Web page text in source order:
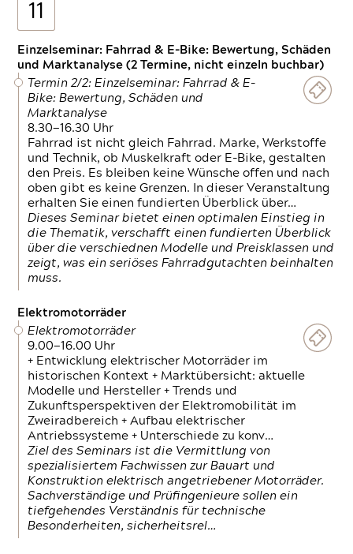
11
Einzelseminar: Fahrrad & E-Bike: Bewertung, Schäden
und Marktanalyse (2 Termine, nicht einzeln buchbar)
Termin 2/2: Einzelseminar: Fahrrad & E-
Bike: Bewertung, Schäden und
Marktanalyse
8.30—16.30 Uhr
Fahrrad ist nicht gleich Fahrrad. Marke, Werkstoffe
und Technik, ob Muskelkraft oder E-Bike, gestalten
den Preis. Es bleiben keine Wünsche offen und nach
oben gibt es keine Grenzen. In dieser Veranstaltung
erhalten Sie einen fundierten Überblick über…
Dieses Seminar bietet einen optimalen Einstieg in
die Thematik, verschafft einen fundierten Überblick
über die verschiednen Modelle und Preisklassen und
zeigt, was ein seriöses Fahrradgutachten beinhalten
muss.
Elektromotorräder
Elektromotorräder
9.00—16.00 Uhr
+ Entwicklung elektrischer Motorräder im
historischen Kontext + Marktübersicht: aktuelle
Modelle und Hersteller + Trends und
Zukunftsperspektiven der Elektromobilität im
Zweiradbereich + Aufbau elektrischer
Antriebssysteme + Unterschiede zu konv…
Ziel des Seminars ist die Vermittlung von
spezialisiertem Fachwissen zur Bauart und
Konstruktion elektrisch angetriebener Motorräder.
Sachverständige und Prüfingenieure sollen ein
tiefgehendes Verständnis für technische
Besonderheiten, sicherheitsrel…